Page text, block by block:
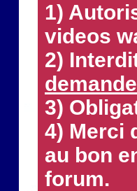
1)
videos
2)
3)
4) Merci
au bon
forum.